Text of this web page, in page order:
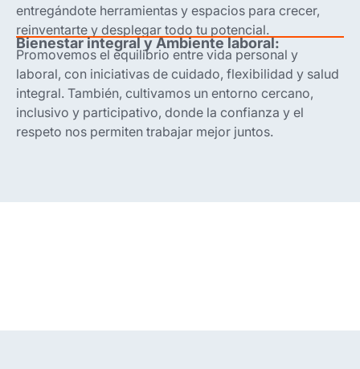
entregándote herramientas y espacios para crecer,
reinventarte y desplegar todo tu potencial.
Bienestar integral y Ambiente laboral:
Promovemos el equilibrio entre vida personal y
laboral, con iniciativas de cuidado, flexibilidad y salud
integral. También, cultivamos un entorno cercano,
inclusivo y participativo, donde la confianza y el
respeto nos permiten trabajar mejor juntos.